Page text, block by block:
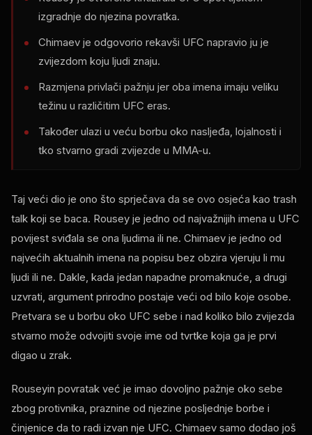
izgradnje do njezina povratka.
Chimaev je odgovorio rekavši UFC napravio ju je
zvijezdom koju ljudi znaju.
Razmjena privlači pažnju jer oba imena imaju veliku
težinu u različitim UFC eras.
Također ulazi u veću borbu oko nasljeđa, lojalnosti i
tko stvarno gradi zvijezde u MMA-u.
Taj veći dio je ono što sprječava da se ovo osjeća kao trash
talk koji se baca. Rousey je jedno od najvažnijih imena u UFC
povijest sviđala se ona ljudima ili ne. Chimaev je jedno od
najvećih aktualnih imena na popisu bez obzira vjeruju li mu
ljudi ili ne. Dakle, kada jedan napadne promaknuće, a drugi
uzvrati, argument prirodno postaje veći od bilo koje osobe.
Pretvara se u borbu oko UFC sebe i nad koliko bilo zvijezda
stvarno može odvojiti svoje ime od tvrtke koja ga je prvi
digao u zrak.
Rouseyin povratak već je imao dovoljno pažnje oko sebe
zbog protivnika, praznine od njezine posljednje borbe i
činjenice da to radi izvan nje UFC. Chimaev samo dodao još